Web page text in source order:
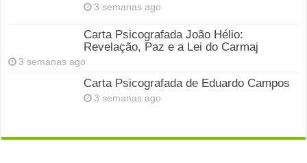
3 semanas ago
Carta Psicografada João Hélio:
Revelação, Paz e a Lei do Carmaj
3 semanas ago
Carta Psicografada de Eduardo Campos
3 semanas ago